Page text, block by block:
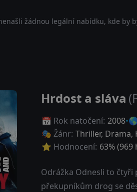
žádnou legální nabídku, kde by
Hrdost a sláva
📅 Rok natočení: 2008
🎭 Žánr: Thriller, Drama,
⭐ Hodnocení: 63% (969
Odrážka Odnesli to
překupníkům drog se